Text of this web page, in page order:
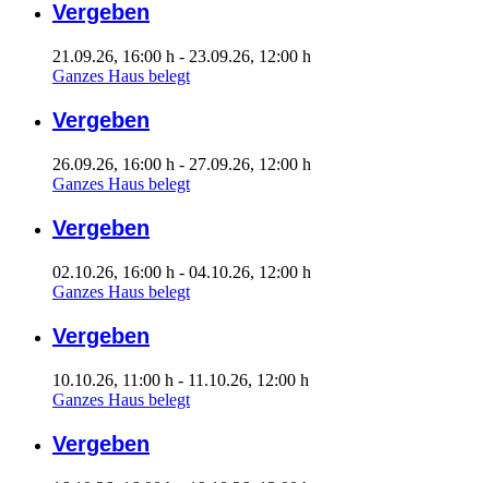
Vergeben
21.09.26, 16:00 h - 23.09.26, 12:00 h
Ganzes Haus belegt
Vergeben
26.09.26, 16:00 h - 27.09.26, 12:00 h
Ganzes Haus belegt
Vergeben
02.10.26, 16:00 h - 04.10.26, 12:00 h
Ganzes Haus belegt
Vergeben
10.10.26, 11:00 h - 11.10.26, 12:00 h
Ganzes Haus belegt
Vergeben